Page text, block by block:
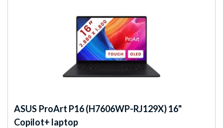
ASUS ProArt P16 (H7606WP-RJ129X) 16"
Copilot+ laptop